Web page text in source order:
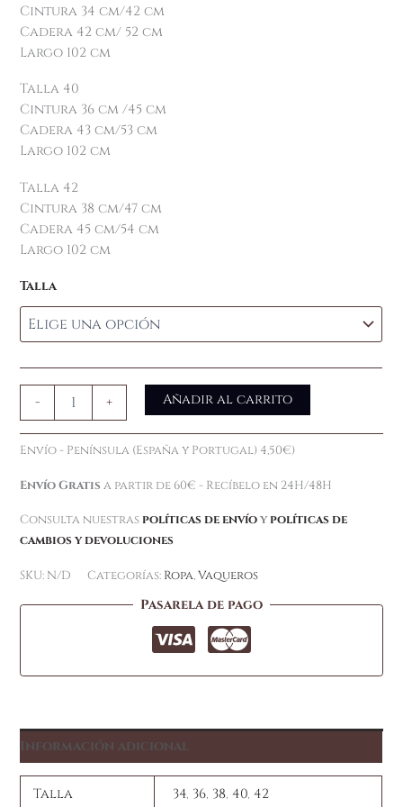
Cintura 34 cm/42 cm
Cadera 42 cm/ 52 cm
Largo 102 cm
Talla 40
Cintura 36 cm /45 cm
Cadera 43 cm/53 cm
Largo 102 cm
Talla 42
Cintura 38 cm/47 cm
Cadera 45 cm/54 cm
Largo 102 cm
Talla
- + Añadir al carrito
Envío - Península (España y Portugal) 4,50€)
Envío Gratis a partir de 60€ - Recíbelo en 24H/48H
Consulta nuestras políticas de envíoy políticas de
cambios y devoluciones
SKU: N/D Categorías: Ropa,Vaqueros
Pasarela de pago
Información adicional
Talla 34, 36, 38, 40, 42